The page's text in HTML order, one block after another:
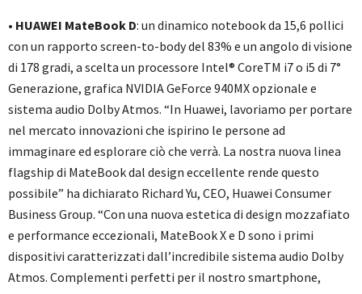
• HUAWEI MateBook D: un dinamico notebook da 15,6 pollici
con un rapporto screen-to-body del 83% e un angolo di visione
di 178 gradi, a scelta un processore Intel® CoreTM i7 o i5 di 7°
Generazione, grafica NVIDIA GeForce 940MX opzionale e
sistema audio Dolby Atmos. “In Huawei, lavoriamo per portare
nel mercato innovazioni che ispirino le persone ad
immaginare ed esplorare ciò che verrà. La nostra nuova linea
flagship di MateBook dal design eccellente rende questo
possibile” ha dichiarato Richard Yu, CEO, Huawei Consumer
Business Group. “Con una nuova estetica di design mozzafiato
e performance eccezionali, MateBook X e D sono i primi
dispositivi caratterizzati dall’incredibile sistema audio Dolby
Atmos. Complementi perfetti per il nostro smartphone,